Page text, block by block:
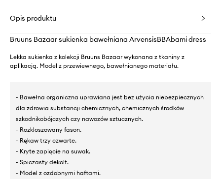
Opis produktu
Bruuns Bazaar sukienka bawełniana ArvensisBBAbami dress
Lekka sukienka z kolekcji Bruuns Bazaar wykonana z tkaniny z
aplikacją. Model z przewiewnego, bawełnianego materiału.
- Bawełna organiczna uprawiana jest bez użycia niebezpiecznych
dla zdrowia substancji chemicznych, chemicznych środków
szkodnikobójczych czy nawozów sztucznych.
- Rozkloszowany fason.
- Rękaw trzy czwarte.
- Kryte zapięcie na suwak.
- Spiczasty dekolt.
- Model z ozdobnymi haftami.